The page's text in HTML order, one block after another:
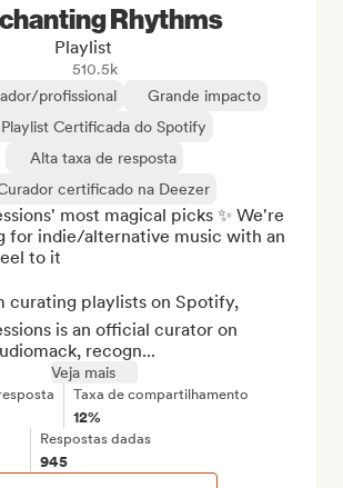
Rhythms
Playlist
510.5k
profissional
Grande impacto
Playlist Certificada do Spotify
Alta taxa de resposta
certificado na Deezer
most magical picks ✨ We're
for indie/alternative music with an
to it
curating playlists on Spotify,
is an official curator on
recogn...
Veja mais
Taxa de compartilhamento
12%
Respostas dadas
945